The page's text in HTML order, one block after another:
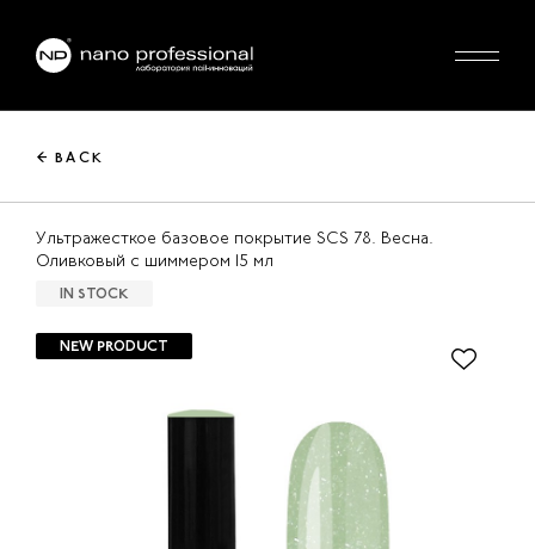
← BACK
Ультражесткое базовое покрытие SCS 78. Весна.
Оливковый с шиммером 15 мл
IN STOCK
NEW PRODUCT